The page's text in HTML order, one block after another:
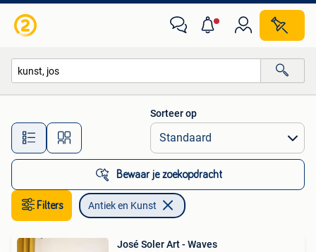
Alle afstanden…
Sorteer op
Bewaar je zoekopdracht
Filters Antiek en Kunst
José Soler Art - Waves